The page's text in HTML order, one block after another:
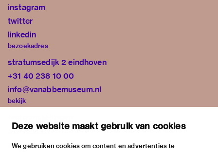
Deze website maakt gebruik van cookies
We gebruiken cookies om content en advertenties te
instagram
twitter
linkedin
bezoekadres
stratumsedijk 2 eindhoven
+31 40 238 10 00
info@vanabbemuseum.nl
bekijk
activiteiten
praktische informatie